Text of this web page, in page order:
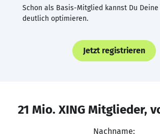
Schon als Basis-Mitglied kannst Du Deine
deutlich optimieren.
Jetzt registrieren
21 Mio. XING Mitglieder,
Nachname: